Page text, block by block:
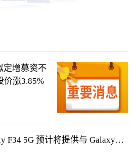
定增募资不
价涨3.85%
F34 5G 预计将提供与 Galaxy